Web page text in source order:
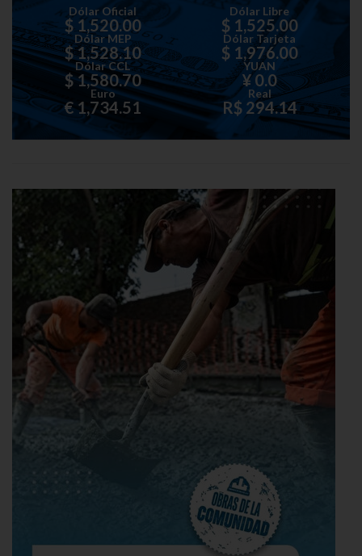
Dólar Oficial
$ 1,520.00
Dólar Libre
$ 1,525.00
Dólar MEP
$ 1,528.10
Dólar Tarjeta
$ 1,976.00
Dólar CCL
$ 1,580.70
YUAN
¥ 0.0
Euro
€ 1,734.51
Real
R$ 294.14